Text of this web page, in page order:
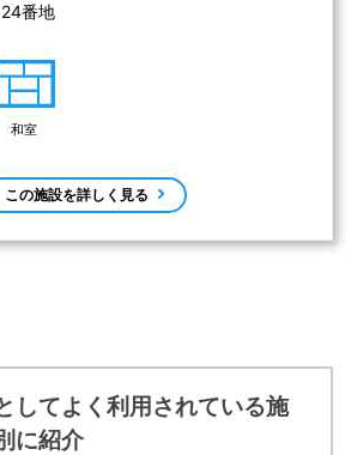
番地
和室
この施設を詳しく見る
してよく利用されている施
に紹介